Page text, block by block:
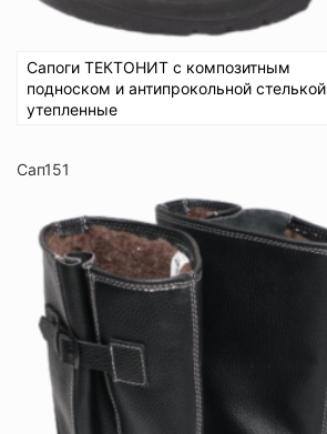
Сапоги ТЕКТОНИТ с композитным
подноском и антипрокольной стелькой
утепленные
Сап151